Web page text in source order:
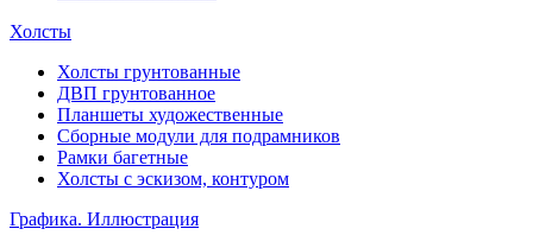
Холсты
Холсты грунтованные
ДВП грунтованное
Планшеты художественные
Сборные модули для подрамников
Рамки багетные
Холсты c эскизом, контуром
Графика. Иллюстрация